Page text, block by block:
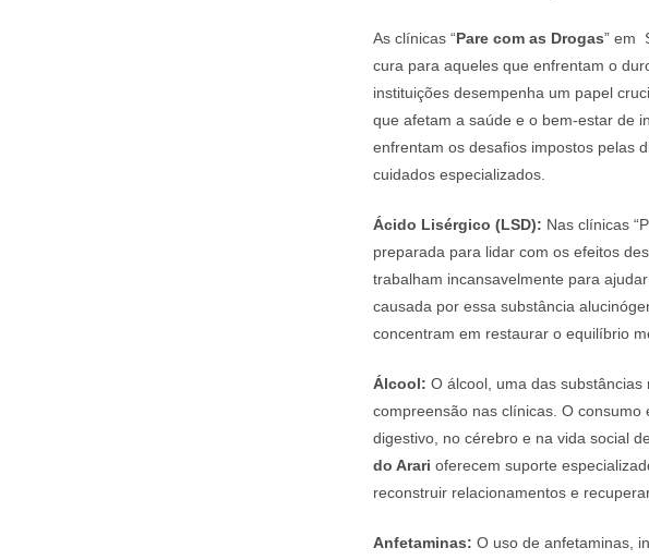
As clínicas “Pare com as Drogas” em
cura para aqueles que enfrentam o
instituições desempenha um papel
que afetam a saúde e o bem-estar de
enfrentam os desafios impostos pelas
cuidados especializados.
Ácido Lisérgico (LSD): Nas clínicas
preparada para lidar com os efeitos
trabalham incansavelmente para
causada por essa substância
concentram em restaurar o equilíbrio
Álcool: O álcool, uma das
compreensão nas clínicas. O
digestivo, no cérebro e na vida social
do Arari oferecem suporte
reconstruir relacionamentos e
Anfetaminas: O uso de anfetaminas,